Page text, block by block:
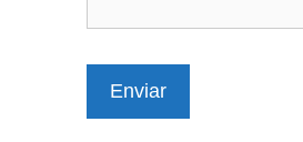
Enviar